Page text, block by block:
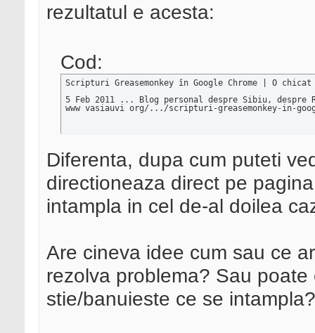
rezultatul e acesta:
Cod:
Scripturi Greasemonkey în Google Chrome | O
5 Feb 2011 ... Blog personal despre Sibiu, despre
www vasiauvi org/.../scripturi-greasemonkey-in-
Diferenta, dupa cum puteti
directioneaza direct pe
intampla in cel de-al doilea
Are cineva idee cum sau ce
rezolva problema? Sau
stie/banuieste ce se intampla?